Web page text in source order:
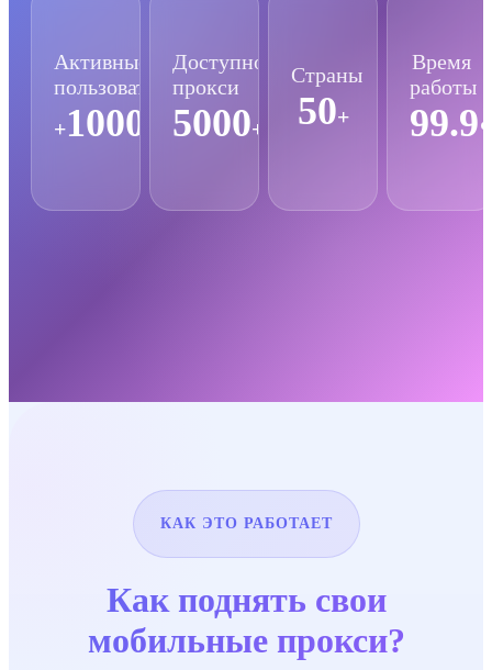
Активные
пользователи
+10000
Доступно
прокси
5000+
Страны
50+
Время
работы
99.9
КАК ЭТО РАБОТАЕТ
Как поднять свои
мобильные прокси?